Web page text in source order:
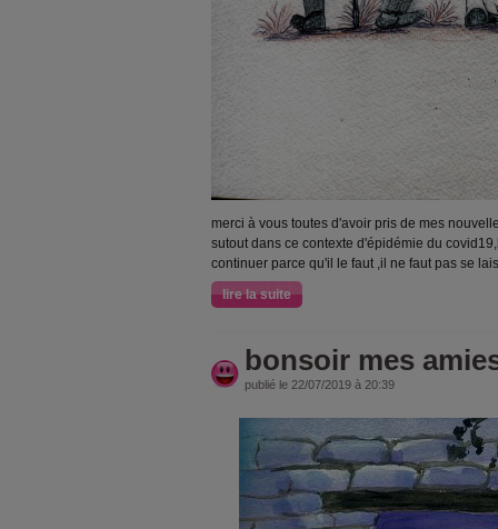
merci à vous toutes d'avoir pris de mes
sutout dans ce contexte d'épidémie du
continuer parce qu'il le faut ,il ne faut pas se
lire la suite
bonsoir mes
publié le 22/07/2019 à 20:39